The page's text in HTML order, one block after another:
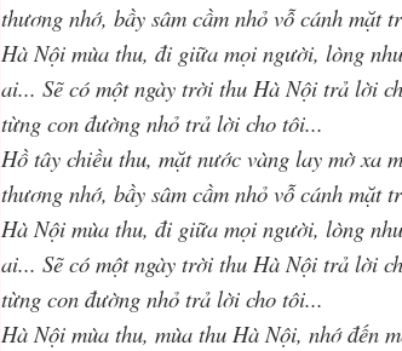
thương nhớ, bầy sâm cầm nhỏ vỗ cánh mặt
Hà Nội mùa thu, đi giữa mọi người, lòng
ai... Sẽ có một ngày trời thu Hà Nội trả lời
từng con đường nhỏ trả lời cho tôi...
Hồ tây chiều thu, mặt nước vàng lay mờ xa
thương nhớ, bầy sâm cầm nhỏ vỗ cánh mặt
Hà Nội mùa thu, đi giữa mọi người, lòng
ai... Sẽ có một ngày trời thu Hà Nội trả lời
từng con đường nhỏ trả lời cho tôi...
Hà Nội mùa thu, mùa thu Hà Nội, nhớ đến